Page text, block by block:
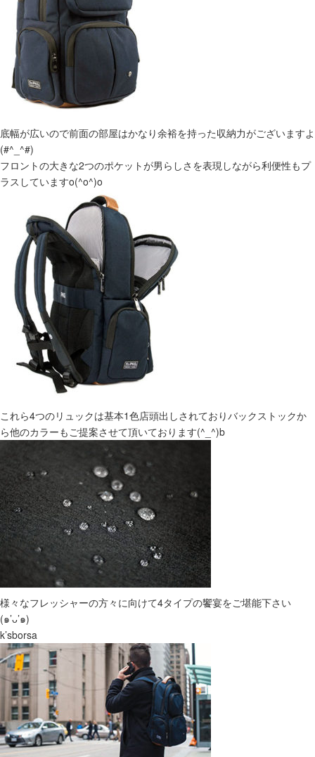
底幅が広いので前面の部屋はかなり余裕を持った収納力がございますよ
(#^_^#)
フロントの大きな2つのポケットが男らしさを表現しながら利便性もプ
ラスしていますo(^o^)o
これら4つのリュックは基本1色店頭出しされておりバックストックか
ら他のカラーもご提案させて頂いております(^_^)b
様々なフレッシャーの方々に向けて4タイプの饗宴をご堪能下さい
(๑’ᴗ’๑)
k’sborsa